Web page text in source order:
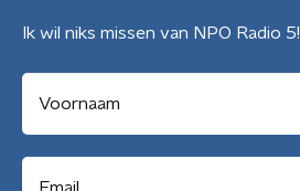
Ik wil niks missen van NPO Radio 5!